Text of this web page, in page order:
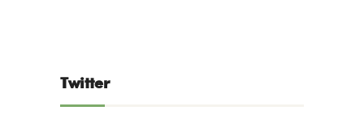
Twitter